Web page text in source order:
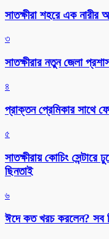
সাতক্ষীরা শহরে এক নারীর
৩
সাতক্ষীরার নতুন জেলা
৪
প্রাক্তন প্রেমিকার সাথে
৫
সাতক্ষীরায় কোচিং
ছিনতাই
৬
ঈদে কত খরচ করলেন? সব